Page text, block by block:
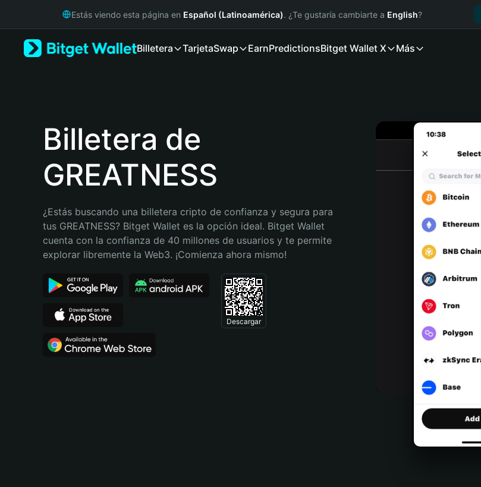
Русский
Português (Portugal)
Bahasa Indonesia
Português (Brasil)
Español (Argentina)
Estás viendo esta página en Español (Latinoamérica). ¿Te gustaría cambiarte a English?
Billetera TarjetaSwap EarnPredictionsBitget Wallet X Más
Billetera de
GREATNESS
¿Estás buscando una billetera cripto de confianza y segura para
tus GREATNESS? Bitget Wallet es la opción ideal. Bitget Wallet
cuenta con la confianza de 40 millones de usuarios y te permite
explorar libremente la Web3. ¡Comienza ahora mismo!
Descargar